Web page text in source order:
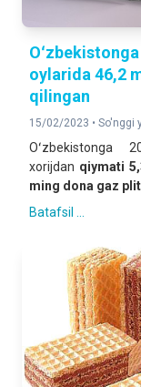
oylarida 46,2
qilingan
15/02/2023 • So'nggi
Oʻzbekistonga
xorijdan qiymati
ming dona gaz
Batafsil ...